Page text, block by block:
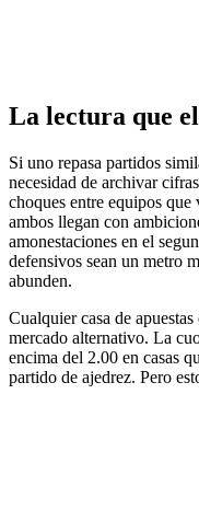
La lectura que
Si uno repasa partidos
necesidad de archivar
choques entre equipos que
ambos llegan con
amonestaciones en el
defensivos sean un metro
abunden.
Cualquier casa de
mercado alternativo. La
encima del 2.00 en casas
partido de ajedrez. Pero